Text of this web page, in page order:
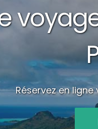
Réservez en